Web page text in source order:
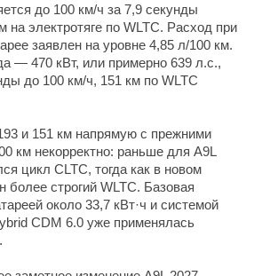
до 100 км/ч за 7,9 секунды
на электротяге по WLTC. Расход при
заявлен на уровне 4,85 л/100 км.
— 470 кВт, или примерно 639 л.с.,
до 100 км/ч, 151 км по WLTC
и 151 км напрямую с прежними
км некорректно: раньше для A9L
цикл CLTC, тогда как в новом
более строгий WLTC. Базовая
около 33,7 кВт·ч и системой
CDM 6.0 уже применялась